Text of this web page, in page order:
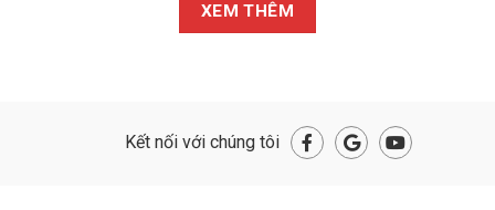
XEM THÊM
Kết nối với chúng tôi